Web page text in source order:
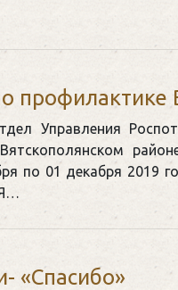
профилактике
Управления
по 01 декабря 2019
«Спасибо»